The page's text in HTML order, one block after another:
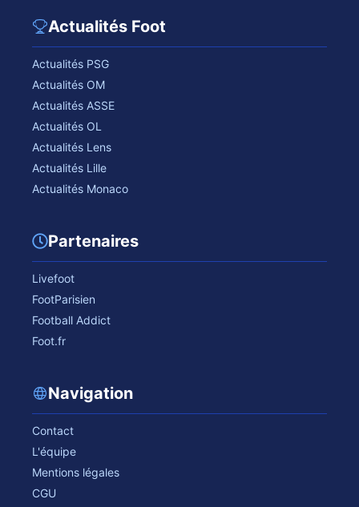
Actualités Foot
Actualités PSG
Actualités OM
Actualités ASSE
Actualités OL
Actualités Lens
Actualités Lille
Actualités Monaco
Partenaires
Livefoot
FootParisien
Football Addict
Foot.fr
Navigation
Contact
L'équipe
Mentions légales
CGU